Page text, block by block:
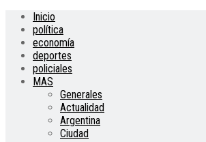
Inicio
política
economía
deportes
policiales
MAS
Generales
Actualidad
Argentina
Ciudad